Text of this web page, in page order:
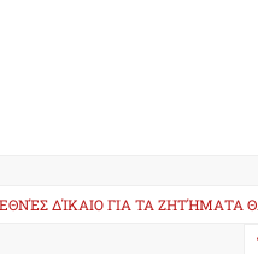
ΔΊΚΑΙΟ ΓΙΑ ΤΑ ΖΗΤΉΜΑΤΑ